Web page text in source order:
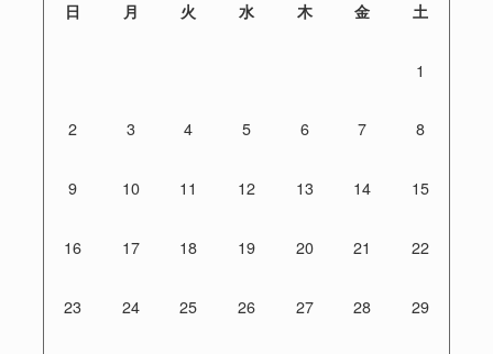
日 月 火 水 木 金 土
1
2 3 4 5 6 7 8
9 10 11 12 13 14 15
16 17 18 19 20 21 22
23 24 25 26 27 28 29